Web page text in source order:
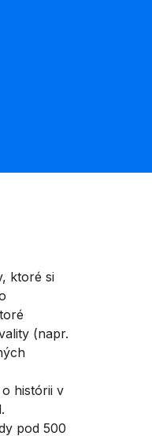
ktoré si
(napr.
histórii v
pod 500